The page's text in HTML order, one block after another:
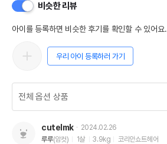
비슷한 리뷰
아이를 등록하면 비슷한 후기를 확인할 수 있어요.
우리 아이 등록하러 가기
cutelmk
2024.02.26
루루(암컷) 1살 3.9kg 코리안쇼트헤어